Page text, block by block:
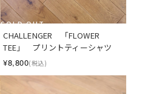
SOLD OUT
CHALLENGER　「FLOWER
TEE」　プリントティーシャツ
¥8,800(税込)